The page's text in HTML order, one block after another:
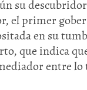
su
el primer
en su
que indica
entre lo